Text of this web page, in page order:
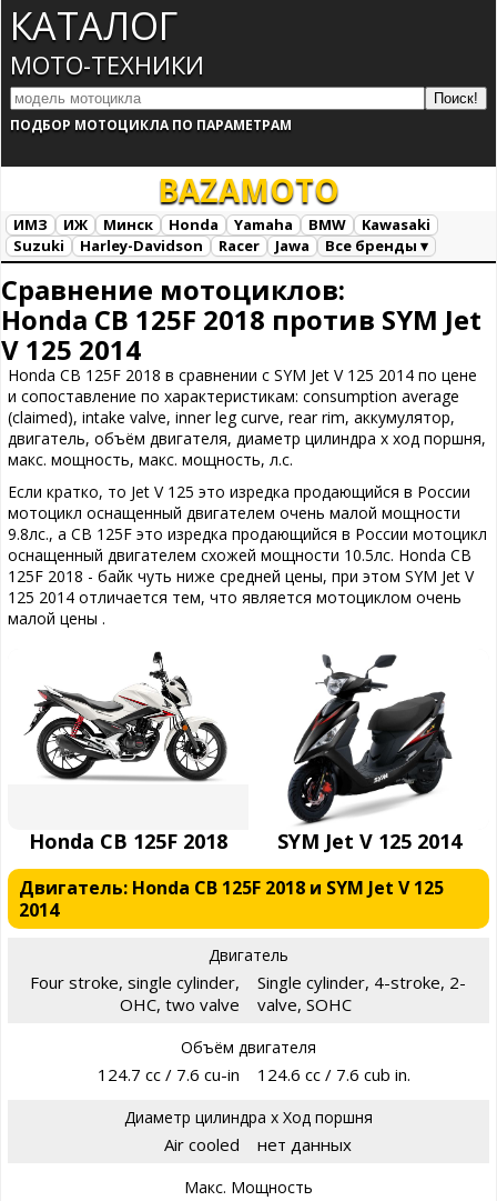
КАТАЛОГ
МОТО-ТЕХНИКИ
ПОДБОР МОТОЦИКЛА ПО ПАРАМЕТРАМ
BAZAMOTO
ИМЗ ИЖ Минск Honda Yamaha BMW
Kawasaki
Suzuki
Harley-Davidson Racer Jawa
Все бренды ▾
Сравнение мотоциклов:
Honda CB 125F 2018 против SYM Jet
V 125 2014
Honda CB 125F 2018 в сравнении с SYM Jet V 125 2014 по цене
и сопоставление по характеристикам: consumption average
(claimed), intake valve, inner leg curve, rear rim, аккумулятор,
двигатель, объём двигателя, диаметр цилиндра х ход поршня,
макс. мощность, макс. мощность, л.с.
Если кратко, то Jet V 125 это изредка продающийся в России
мотоцикл оснащенный двигателем очень малой мощности
9.8лс., а CB 125F это изредка продающийся в России мотоцикл
оснащенный двигателем схожей мощности 10.5лс. Honda CB
125F 2018 - байк чуть ниже средней цены, при этом SYM Jet V
125 2014 отличается тем, что является мотоциклом очень
малой цены .
Honda CB 125F 2018 SYM Jet V 125 2014
Двигатель: Honda CB 125F 2018 и SYM Jet V 125
2014
Двигатель
Four stroke, single cylinder,
OHC, two valve
Single cylinder, 4-stroke, 2-
valve, SOHC
Объём двигателя
124.7 cc / 7.6 cu-in 124.6 cc / 7.6 cub in.
Диаметр цилиндра х Ход поршня
Air cooled нет данных
Макс. Мощность